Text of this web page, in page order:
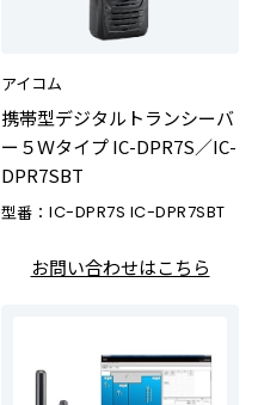
アイコム
携帯型デジタルトランシーバ
ー５Ｗタイプ IC-DPR7S／IC-
DPR7SBT
型番： IC-DPR7S IC-DPR7SBT
お問い合わせはこちら